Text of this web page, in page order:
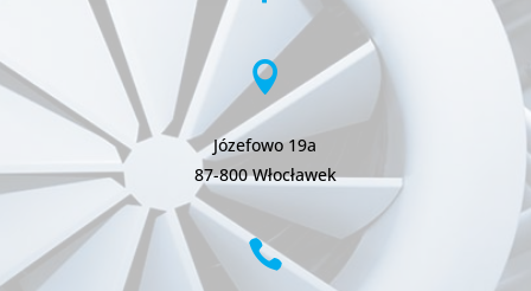

Józefowo 19a
87-800 Włocławek
